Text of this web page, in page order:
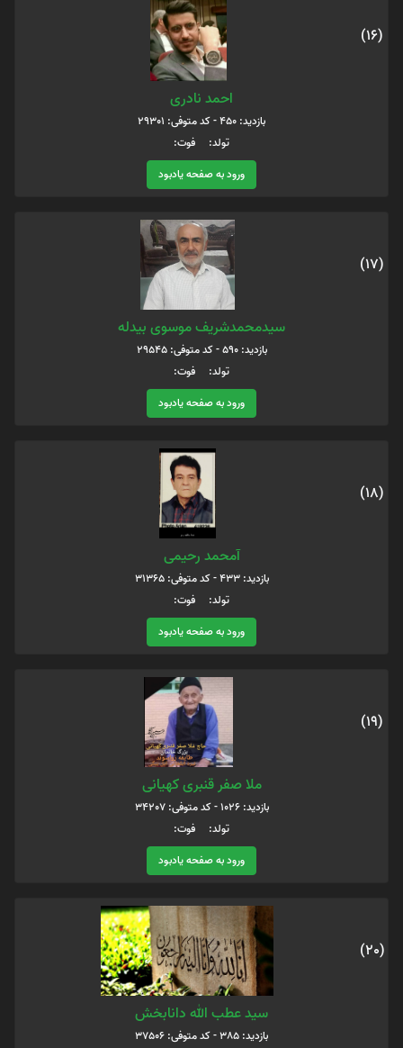
(16)
احمد نادری
بازدید: 450 - کد متوفی: 29301
تولد: فوت:
ورود به صفحه یادبود
(17)
سیدمحمدشریف موسوی بیدله
بازدید: 590 - کد متوفی: 29545
تولد: فوت:
ورود به صفحه یادبود
(18)
آمحمد رحیمی
بازدید: 433 - کد متوفی: 31365
تولد: فوت:
ورود به صفحه یادبود
(19)
ملا صفر قنبری کهیانی
بازدید: 1026 - کد متوفی: 34207
تولد: فوت:
ورود به صفحه یادبود
(20)
سید عطب الله دانابخش
بازدید: 385 - کد متوفی: 37506